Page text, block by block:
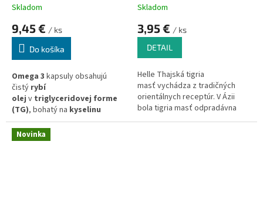
Skladom
9,45 € / ks
Do košíka
Omega 3 kapsuly obsahujú
čistý rybí
olej v triglyceridovej forme
(TG), bohatý na kyselinu
eikosapentaénovú
(EPA) akyselinu
dokozahexaénovú (DHA)
Skladom
3,95 € / ks
DETAIL
Helle Thajská tigria
masť vychádza z tradičných
orientálnych receptúr. V Ázii
bola tigria masť odpradávna
používaná ako univerzálne
Novinka